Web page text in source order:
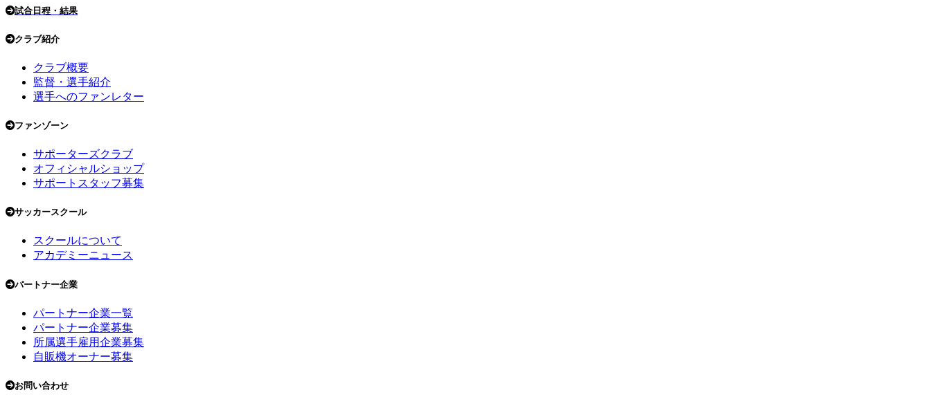
試合日程・結果
クラブ紹介
クラブ概要
監督・選手紹介
選手へのファンレター
ファンゾーン
サポーターズクラブ
オフィシャルショップ
サポートスタッフ募集
サッカースクール
スクールについて
アカデミーニュース
パートナー企業
パートナー企業一覧
パートナー企業募集
所属選手雇用企業募集
自販機オーナー募集
お問い合わせ